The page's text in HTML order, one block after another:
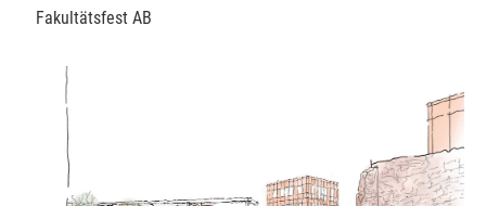
Fakultätsfest AB